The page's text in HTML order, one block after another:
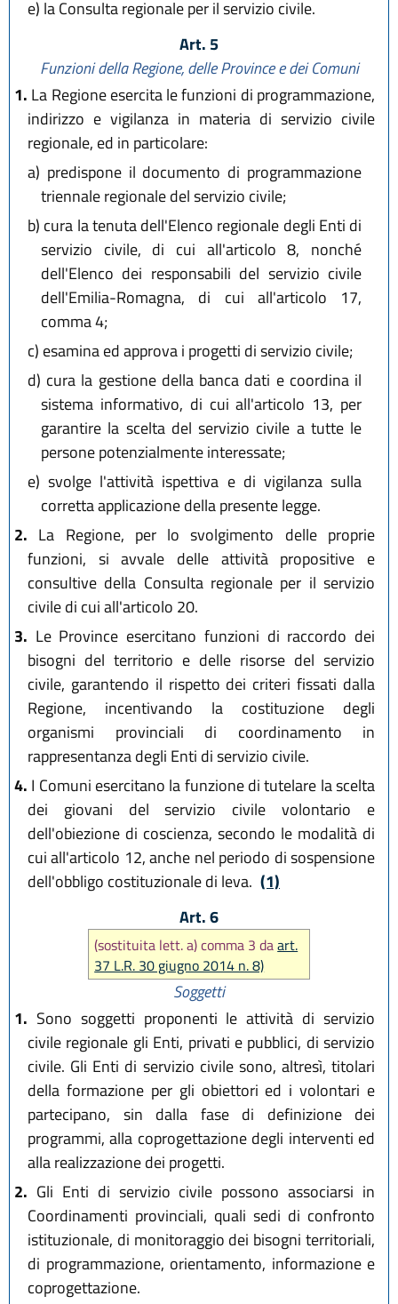
e) la Consulta regionale per il servizio civile.
Art. 5
Funzioni della Regione, delle Province e dei Comuni
1. La Regione esercita le funzioni di programmazione,
indirizzo e vigilanza in materia di servizio civile
regionale, ed in particolare:
a) predispone il documento di programmazione
triennale regionale del servizio civile;
b) cura la tenuta dell'Elenco regionale degli Enti di
servizio civile, di cui all'articolo 8, nonché
dell'Elenco dei responsabili del servizio civile
dell'Emilia-Romagna, di cui all'articolo 17,
comma 4;
c) esamina ed approva i progetti di servizio civile;
d) cura la gestione della banca dati e coordina il
sistema informativo, di cui all'articolo 13, per
garantire la scelta del servizio civile a tutte le
persone potenzialmente interessate;
e) svolge l'attività ispettiva e di vigilanza sulla
corretta applicazione della presente legge.
2. La Regione, per lo svolgimento delle proprie
funzioni, si avvale delle attività propositive e
consultive della Consulta regionale per il servizio
civile di cui all'articolo 20.
3. Le Province esercitano funzioni di raccordo dei
bisogni del territorio e delle risorse del servizio
civile, garantendo il rispetto dei criteri fissati dalla
Regione, incentivando la costituzione degli
organismi provinciali di coordinamento in
rappresentanza degli Enti di servizio civile.
4. I Comuni esercitano la funzione di tutelare la scelta
dei giovani del servizio civile volontario e
dell'obiezione di coscienza, secondo le modalità di
cui all'articolo 12, anche nel periodo di sospensione
dell'obbligo costituzionale di leva. (1)
Art. 6
(sostituita lett. a) comma 3 daart.
37 L.R. 30 giugno 2014 n. 8)
Soggetti
1. Sono soggetti proponenti le attività di servizio
civile regionale gli Enti, privati e pubblici, di servizio
civile. Gli Enti di servizio civile sono, altresì, titolari
della formazione per gli obiettori ed i volontari e
partecipano, sin dalla fase di definizione dei
programmi, alla coprogettazione degli interventi ed
alla realizzazione dei progetti.
2. Gli Enti di servizio civile possono associarsi in
Coordinamenti provinciali, quali sedi di confronto
istituzionale, di monitoraggio dei bisogni territoriali,
di programmazione, orientamento, informazione e
coprogettazione.